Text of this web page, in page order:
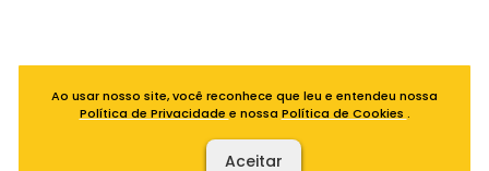
Ao usar nosso site, você reconhece que leu e entendeu nossa
Política de Privacidade e nossa Política de Cookies .
Aceitar